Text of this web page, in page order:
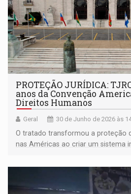
PROTEÇÃO JURÍDICA:
anos da Convenção
Direitos Humanos
Geral 30 de Junho de 2026 às
O tratado transformou a proteção
nas Américas ao criar um sistema
fundamentais